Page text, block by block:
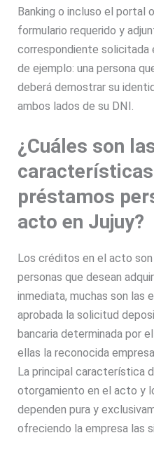
Banking o incluso el portal
formulario requerido y
correspondiente solicitada
de ejemplo: una persona
deberá demostrar su
ambos lados de su DNI.
¿Cuáles son
préstamos
acto en Jujuy?
Loscréditos en el acto
personas que desean
inmediata, muchas son las
aprobada la solicitud
bancaria determinada por
ellas la reconocida
La principal característica
otorgamiento en el acto y
dependen pura y
ofreciendo la empresa las